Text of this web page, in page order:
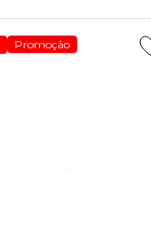
Promoção